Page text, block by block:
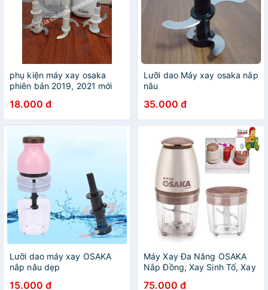
phụ kiện máy xay osaka
phiên bản 2019, 2021 mới
18.000 đ
Lưỡi dao Máy xay osaka nắp
nâu
35.000 đ
Lưỡi dao máy xay OSAKA
nắp nâu dẹp
15.000 đ
Máy Xay Đa Năng OSAKA
Nắp Đồng, Xay Sinh Tố, Xay
75.000 đ